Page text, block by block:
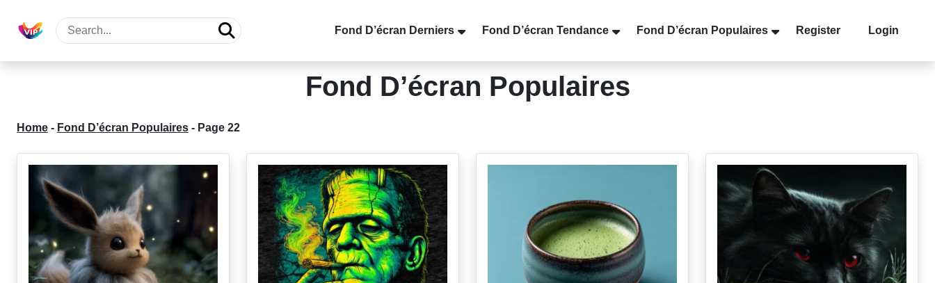
Fond D’écran Derniers Fond D’écran Tendance Fond D’écran Populaires Register Login
Fond D’écran Populaires
Home - Fond D’écran Populaires - Page 22